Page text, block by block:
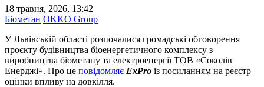
18 травня, 2026, 13:42
Біометан OKKO Group
У Львівській області розпочалися громадські обговорення
проєкту будівництва біоенергетичного комплексу з
виробництва біометану та електроенергії ТОВ «Соколів
Енерджі». Про це повідомляє ExPro із посиланням на реєстр
оцінки впливу на довкілля.